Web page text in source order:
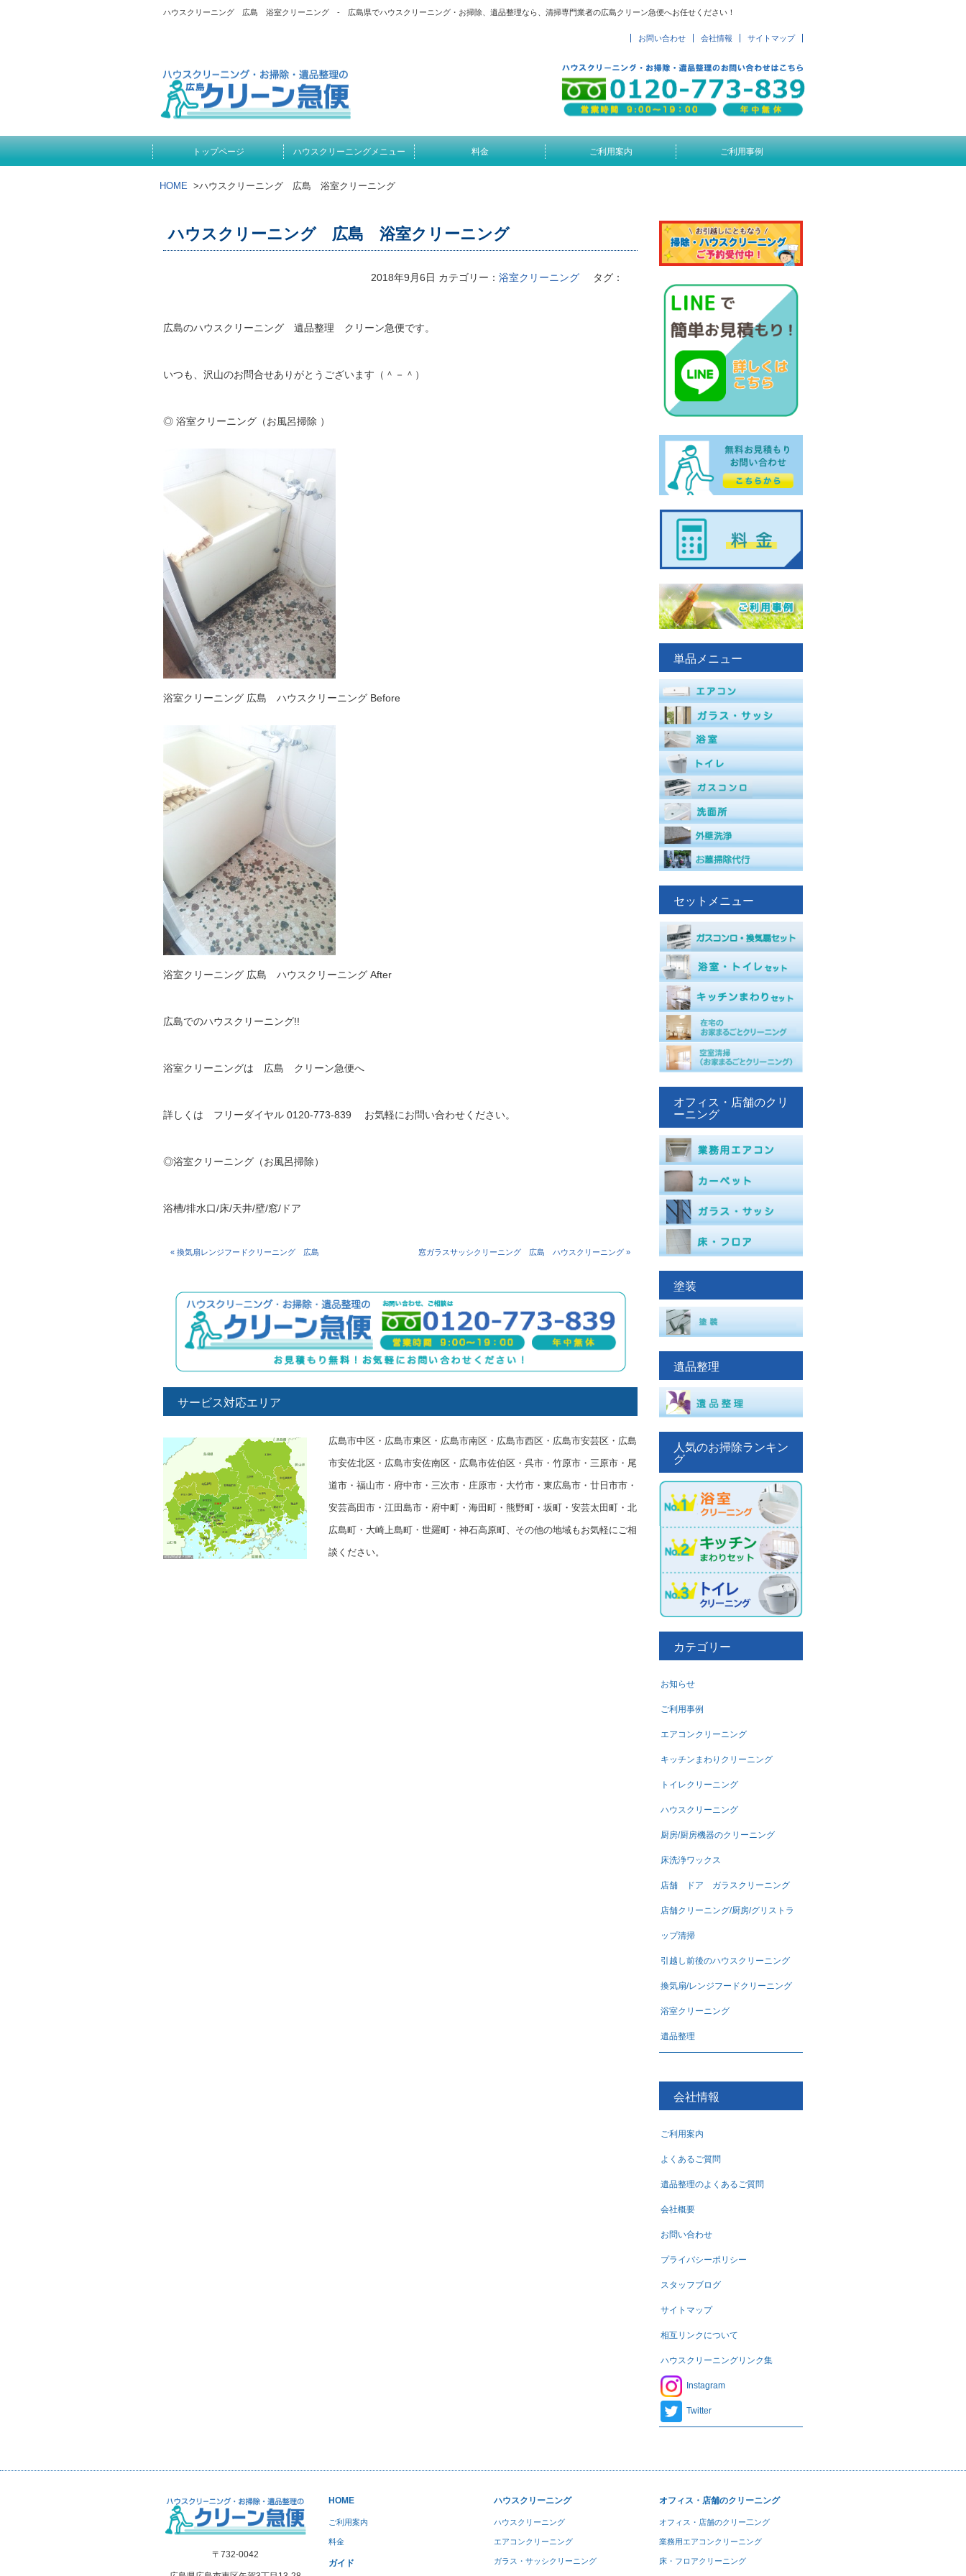
ハウスクリーニング 広島 浴室クリーニング - 広島県でハウスクリーニング・お掃除、遺品整理なら、清掃専門業者の広島クリーン急便へお任せください！
お問い合わせ 会社情報 サイトマップ
トップページ ハウスクリーニングメニュー 料金 ご利用案内 ご利用事例
HOME >ハウスクリーニング 広島 浴室クリーニング
ハウスクリーニング 広島 浴室クリーニング
2018年9月6日 カテゴリー： 浴室クリーニング タグ：
広島のハウスクリーニング 遺品整理 クリーン急便です。
いつも、沢山のお問合せありがとうございます（＾－＾）
◎ 浴室クリーニング（お風呂掃除 ）
浴室クリーニング 広島 ハウスクリーニング Before
浴室クリーニング 広島 ハウスクリーニング After
広島でのハウスクリーニング!!
浴室クリーニングは 広島 クリーン急便へ
詳しくは フリーダイヤル 0120-773-839 お気軽にお問い合わせください。
◎浴室クリーニング（お風呂掃除）
浴槽/排水口/床/天井/壁/窓/ドア
« 換気扇レンジフードクリーニング 広島 窓ガラスサッシクリーニング 広島 ハウスクリーニング »
サービス対応エリア
広島市中区・広島市東区・広島市南区・広島市西区・広島市安芸区・広島
市安佐北区・広島市安佐南区・広島市佐伯区・呉市・竹原市・三原市・尾
道市・福山市・府中市・三次市・庄原市・大竹市・東広島市・廿日市市・
安芸高田市・江田島市・府中町・海田町・熊野町・坂町・安芸太田町・北
広島町・大崎上島町・世羅町・神石高原町、その他の地域もお気軽にご相
談ください。
単品メニュー
セットメニュー
オフィス・店舗のクリ
ーニング
塗装
遺品整理
人気のお掃除ランキン
グ
カテゴリー
お知らせ
ご利用事例
エアコンクリーニング
キッチンまわりクリーニング
トイレクリーニング
ハウスクリーニング
厨房/厨房機器のクリーニング
床洗浄ワックス
店舗 ドア ガラスクリーニング
店舗クリーニング/厨房/グリストラ
ップ清掃
引越し前後のハウスクリーニング
換気扇/レンジフードクリーニング
浴室クリーニング
遺品整理
会社情報
ご利用案内
よくあるご質問
遺品整理のよくあるご質問
会社概要
お問い合わせ
プライバシーポリシー
スタッフブログ
サイトマップ
相互リンクについて
ハウスクリーニングリンク集
Instagram
Twitter
〒732-0042
HOME
ご利用案内
料金
ガイド
ハウスクリーニング
ハウスクリーニング
エアコンクリーニング
ガラス・サッシクリーニング
オフィス・店舗のクリーニング
オフィス・店舗のクリー二ング
業務用エアコンクリーニング
床・フロアクリーニング